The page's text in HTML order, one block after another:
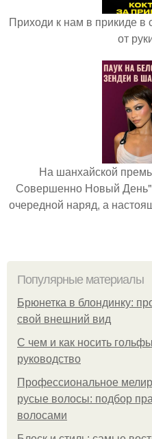
Приходи к нам в прикиде в
от
На шанхайской
Совершенно Новый День"
очередной наряд, а
Популярные материалы
Брюнетка в блондинку:
свой внешний вид
С чем и как носить
руководство
Профессиональное
русые волосы: подбор
волосами